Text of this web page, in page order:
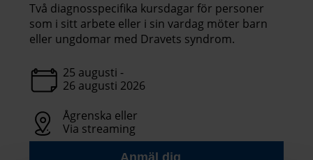
Två diagnosspecifika kursdagar för personer
som i sitt arbete eller i sin vardag möter barn
eller ungdomar med Dravets syndrom.
25 augusti -
26 augusti 2026
Ågrenska eller
Via streaming
Anmäl dig